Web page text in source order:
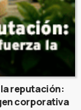
reputación:
corporativa